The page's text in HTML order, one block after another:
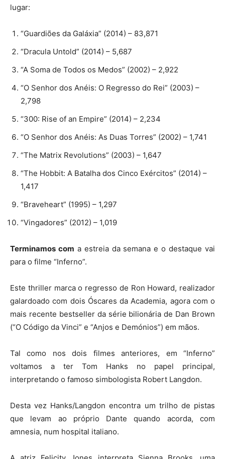
lugar:
“Guardiões da Galáxia” (2014) – 83,871
“Dracula Untold” (2014) – 5,687
“A Soma de Todos os Medos” (2002) – 2,922
“O Senhor dos Anéis: O Regresso do Rei” (2003) –
2,798
“300: Rise of an Empire” (2014) – 2,234
“O Senhor dos Anéis: As Duas Torres” (2002) – 1,741
“The Matrix Revolutions” (2003) – 1,647
“The Hobbit: A Batalha dos Cinco Exércitos” (2014) –
1,417
“Braveheart” (1995) – 1,297
“Vingadores” (2012) – 1,019
Terminamos com a estreia da semana e o destaque vai
para o filme “Inferno”.
Este thriller marca o regresso de Ron Howard, realizador
galardoado com dois Óscares da Academia, agora com o
mais recente bestseller da série bilionária de Dan Brown
(“O Código da Vinci” e “Anjos e Demónios”) em mãos.
Tal como nos dois filmes anteriores, em “Inferno”
voltamos a ter Tom Hanks no papel principal,
interpretando o famoso simbologista Robert Langdon.
Desta vez Hanks/Langdon encontra um trilho de pistas
que levam ao próprio Dante quando acorda, com
amnesia, num hospital italiano.